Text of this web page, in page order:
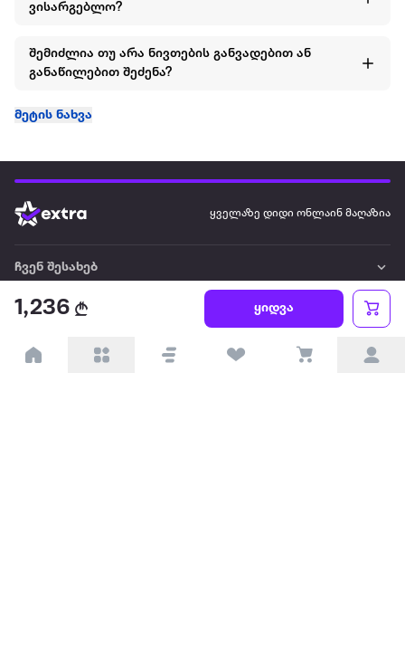
1,236 ყიდვა
ვისარგებლო?
შემიძლია თუ არა ნივთების განვადებით ან
განაწილებით შეძენა?
მეტის ნახვა
ყველაზე დიდი ონლაინ მაღაზია
ჩვენ შესახებ
წესები და პირობები
პარტნიორებისთვის